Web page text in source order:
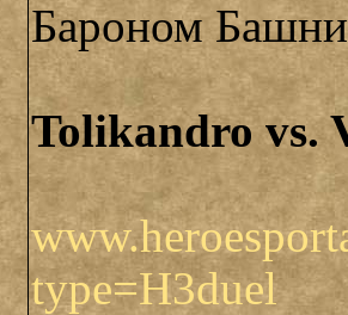
Бароном
Tolikandro vs.
type=H3duel